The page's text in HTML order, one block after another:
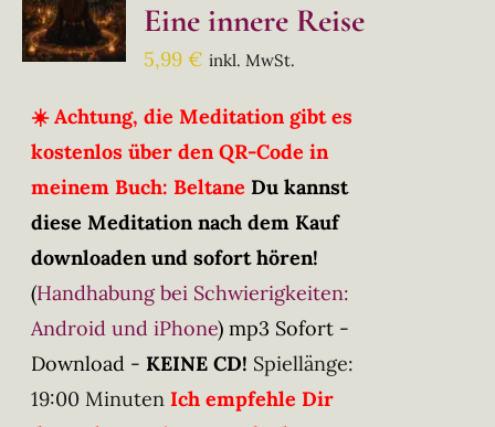
Eine innere Reise
5,99€ inkl. MwSt.
☀️ Achtung, die Meditation gibt es
kostenlos über den QR-Code in
meinem Buch: Beltane Du kannst
diese Meditation nach dem Kauf
downloaden und sofort hören!
(Handhabung bei Schwierigkeiten:
Android und iPhone) mp3 Sofort -
Download - KEINE CD! Spiellänge:
19:00 Minuten Ich empfehle Dir